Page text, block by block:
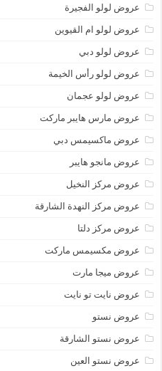
عروض لولو الفجيرة
عروض لولو ام القيوين
عروض لولو دبي
عروض لولو رأس الخيمة
عروض لولو عجمان
عروض مارس هايبر ماركت
عروض ماكسيمس دبي
عروض مانجو هايبر
عروض مركز النخيل
عروض مركز النهدة الشارقة
عروض مركز دلتا
عروض مكسيمس ماركت
عروض ميجا مارت
عروض نايت تو نايت
عروض نستو
عروض نستو الشارقة
عروض نستو العين